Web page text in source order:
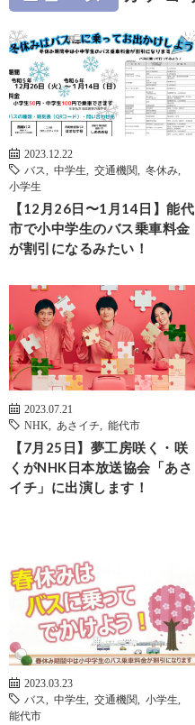
2023.12.22
バス
中学生 交通機関 冬休み
小学生
【12月26日〜1月14日】能代
市で小中学生のバス乗車料金
が割引になるみたい！
2023.07.21
NHK
あさイチ 能代市
【7月25日】夢工房咲く・咲
くがNHK日本放送協会「あさ
イチ」に出演します！
2023.03.23
バス
中学生 交通機関 小学生
能代市